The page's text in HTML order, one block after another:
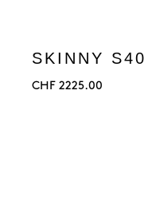
SKINNY S40
CHF 2225.00